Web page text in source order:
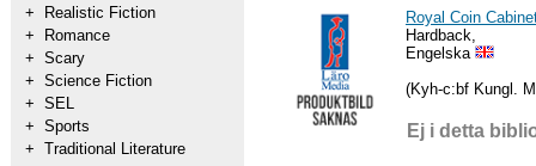
+
Realistic Fiction
+
Romance
+ Scary
+ Science Fiction
+ SEL
+ Sports
+ Traditional Literature
Royal Coin
Hardback,
Engelska
(Kyh-c:bf Kungl.
Ej i detta